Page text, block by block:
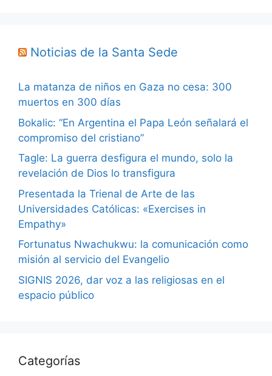
Noticias de la Santa Sede
La matanza de niños en Gaza no cesa: 300
muertos en 300 días
Bokalic: “En Argentina el Papa León señalará el
compromiso del cristiano”
Tagle: La guerra desfigura el mundo, solo la
revelación de Dios lo transfigura
Presentada la Trienal de Arte de las
Universidades Católicas: «Exercises in
Empathy»
Fortunatus Nwachukwu: la comunicación como
misión al servicio del Evangelio
SIGNIS 2026, dar voz a las religiosas en el
espacio público
Categorías